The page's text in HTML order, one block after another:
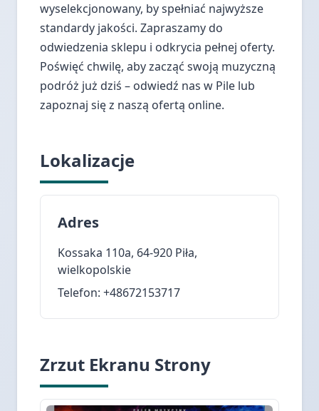
wyselekcjonowany, by spełniać najwyższe
standardy jakości. Zapraszamy do
odwiedzenia sklepu i odkrycia pełnej oferty.
Poświęć chwilę, aby zacząć swoją muzyczną
podróż już dziś – odwiedź nas w Pile lub
zapoznaj się z naszą ofertą online.
Lokalizacje
Adres
Kossaka 110a, 64-920 Piła,
wielkopolskie
Telefon: +48672153717
Zrzut Ekranu Strony